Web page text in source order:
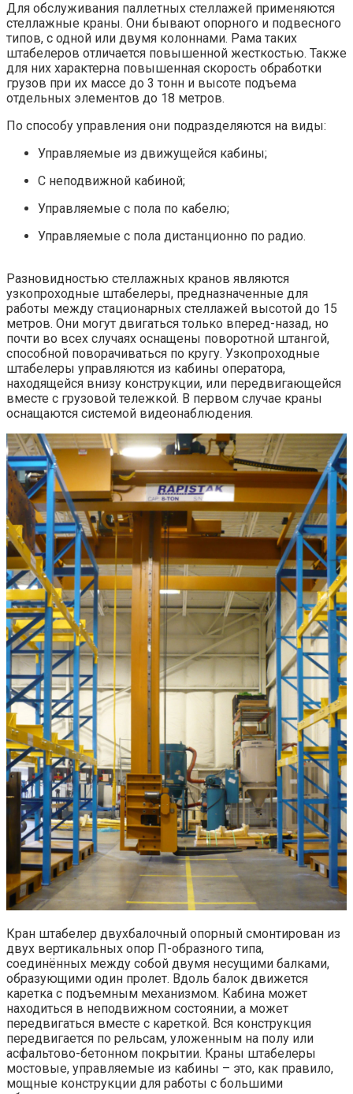
Для обслуживания паллетных стеллажей применяются
стеллажные краны. Они бывают опорного и подвесного
типов, с одной или двумя колоннами. Рама таких
штабелеров отличается повышенной жесткостью. Также
для них характерна повышенная скорость обработки
грузов при их массе до 3 тонн и высоте подъема
отдельных элементов до 18 метров.
По способу управления они подразделяются на виды:
Управляемые из движущейся кабины;
С неподвижной кабиной;
Управляемые с пола по кабелю;
Управляемые с пола дистанционно по радио.
Разновидностью стеллажных кранов являются
узкопроходные штабелеры, предназначенные для
работы между стационарных стеллажей высотой до 15
метров. Они могут двигаться только вперед-назад, но
почти во всех случаях оснащены поворотной штангой,
способной поворачиваться по кругу. Узкопроходные
штабелеры управляются из кабины оператора,
находящейся внизу конструкции, или передвигающейся
вместе с грузовой тележкой. В первом случае краны
оснащаются системой видеонаблюдения.
Кран штабелер двухбалочный опорный смонтирован из
двух вертикальных опор П-образного типа,
соединённых между собой двумя несущими балками,
образующими один пролет. Вдоль балок движется
каретка с подъемным механизмом. Кабина может
находиться в неподвижном состоянии, а может
передвигаться вместе с кареткой. Вся конструкция
передвигается по рельсам, уложенным на полу или
асфальтово-бетонном покрытии. Краны штабелеры
мостовые, управляемые из кабины – это, как правило,
мощные конструкции для работы с большими